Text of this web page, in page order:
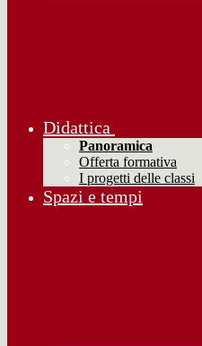
Didattica
Panoramica
Offerta formativa
I progetti delle classi
Spazi e tempi